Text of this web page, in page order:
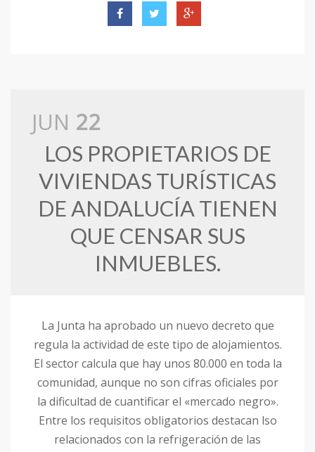
JUN 22
LOS PROPIETARIOS DE
VIVIENDAS TURÍSTICAS
DE ANDALUCÍA TIENEN
QUE CENSAR SUS
INMUEBLES.
La Junta ha aprobado un nuevo decreto que
regula la actividad de este tipo de alojamientos.
El sector calcula que hay unos 80.000 en toda la
comunidad, aunque no son cifras oficiales por
la dificultad de cuantificar el «mercado negro».
Entre los requisitos obligatorios destacan lso
relacionados con la refrigeración de las